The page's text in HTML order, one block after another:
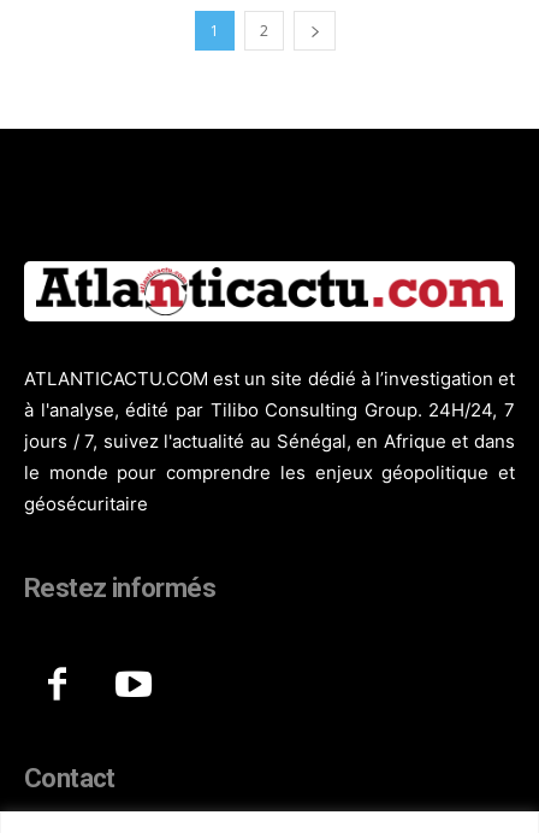
1 2
ATLANTICACTU.COM est un site dédié à l’investigation et
à l'analyse, édité par Tilibo Consulting Group. 24H/24, 7
jours / 7, suivez l'actualité au Sénégal, en Afrique et dans
le monde pour comprendre les enjeux géopolitique et
géosécuritaire
Restez informés
Contact